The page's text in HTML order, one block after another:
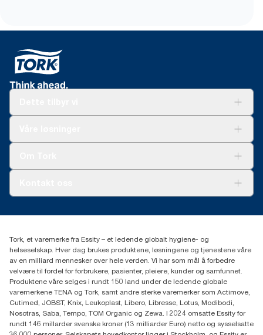
(+47) 22 70 62 00
Fredrik Selmers vei 6
0603 OSLO
Tork, et varemerke fra Essity – et ledende globalt hygiene- og
helseselskap. Hver dag brukes produktene, løsningene og tjenestene våre
av en milliard mennesker over hele verden. Vi har som mål å forbedre
velvære til fordel for forbrukere, pasienter, pleiere, kunder og samfunnet.
Produktene våre selges i rundt 150 land under de ledende globale
varemerkene TENA og Tork, samt andre sterke varemerker som Actimove,
Cutimed, JOBST, Knix, Leukoplast, Libero, Libresse, Lotus, Modibodi,
Nosotras, Saba, Tempo, TOM Organic og Zewa. I 2024 omsatte Essity for
rundt 146 millarder svenske kroner (13 milliarder Euro) netto og sysselsatte